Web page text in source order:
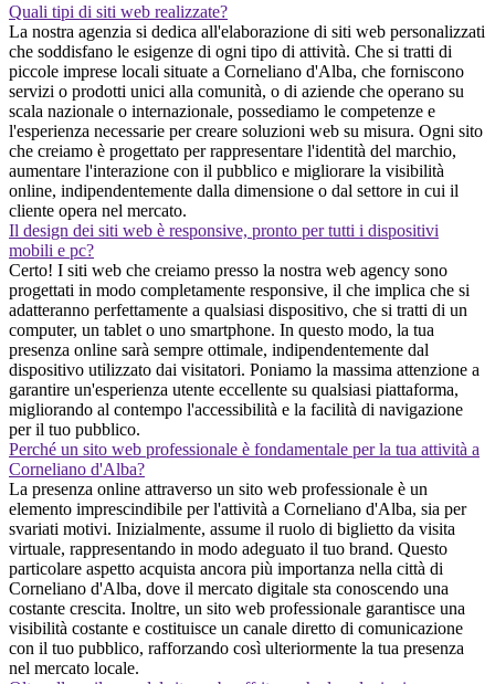
Quali tipi di siti web realizzate?
La nostra agenzia si dedica all'elaborazione di siti web personalizzati
che soddisfano le esigenze di ogni tipo di attività. Che si tratti di
piccole imprese locali situate a Corneliano d'Alba, che forniscono
servizi o prodotti unici alla comunità, o di aziende che operano su
scala nazionale o internazionale, possediamo le competenze e
l'esperienza necessarie per creare soluzioni web su misura. Ogni sito
che creiamo è progettato per rappresentare l'identità del marchio,
aumentare l'interazione con il pubblico e migliorare la visibilità
online, indipendentemente dalla dimensione o dal settore in cui il
cliente opera nel mercato.
Il design dei siti web è responsive, pronto per tutti i dispositivi
mobili e pc?
Certo! I siti web che creiamo presso la nostra web agency sono
progettati in modo completamente responsive, il che implica che si
adatteranno perfettamente a qualsiasi dispositivo, che si tratti di un
computer, un tablet o uno smartphone. In questo modo, la tua
presenza online sarà sempre ottimale, indipendentemente dal
dispositivo utilizzato dai visitatori. Poniamo la massima attenzione a
garantire un'esperienza utente eccellente su qualsiasi piattaforma,
migliorando al contempo l'accessibilità e la facilità di navigazione
per il tuo pubblico.
Perché un sito web professionale è fondamentale per la tua attività a
Corneliano d'Alba?
La presenza online attraverso un sito web professionale è un
elemento imprescindibile per l'attività a Corneliano d'Alba, sia per
svariati motivi. Inizialmente, assume il ruolo di biglietto da visita
virtuale, rappresentando in modo adeguato il tuo brand. Questo
particolare aspetto acquista ancora più importanza nella città di
Corneliano d'Alba, dove il mercato digitale sta conoscendo una
costante crescita. Inoltre, un sito web professionale garantisce una
visibilità costante e costituisce un canale diretto di comunicazione
con il tuo pubblico, rafforzando così ulteriormente la tua presenza
nel mercato locale.